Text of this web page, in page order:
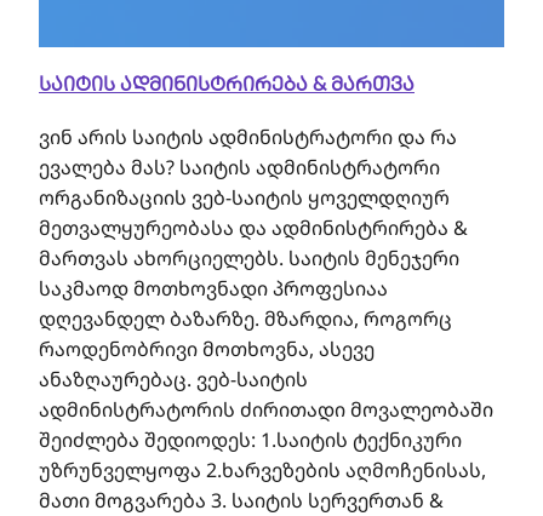
საიტის ადმინისტრირება & მართვა
ვინ არის საიტის ადმინისტრატორი და რა
ევალება მას? საიტის ადმინისტრატორი
ორგანიზაციის ვებ-საიტის ყოველდღიურ
მეთვალყურეობასა და ადმინისტრირება &
მართვას ახორციელებს. საიტის მენეჯერი
საკმაოდ მოთხოვნადი პროფესიაა
დღევანდელ ბაზარზე. მზარდია, როგორც
რაოდენობრივი მოთხოვნა, ასევე
ანაზღაურებაც. ვებ-საიტის
ადმინისტრატორის ძირითადი მოვალეობაში
შეიძლება შედიოდეს: 1.საიტის ტექნიკური
უზრუნველყოფა 2.ხარვეზების აღმოჩენისას,
მათი მოგვარება 3. საიტის სერვერთან &